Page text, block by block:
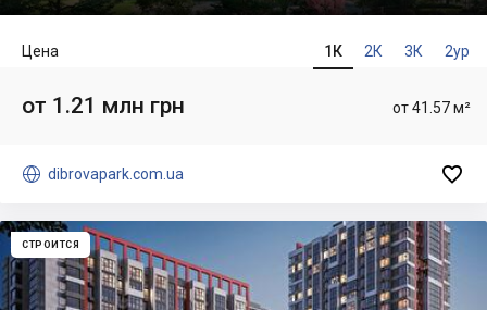
1К 2К 3К 2ур
Цена
от 41.57 м²
от 1.21 млн грн
 dibrovapark.com.ua 
СТРОИТСЯ